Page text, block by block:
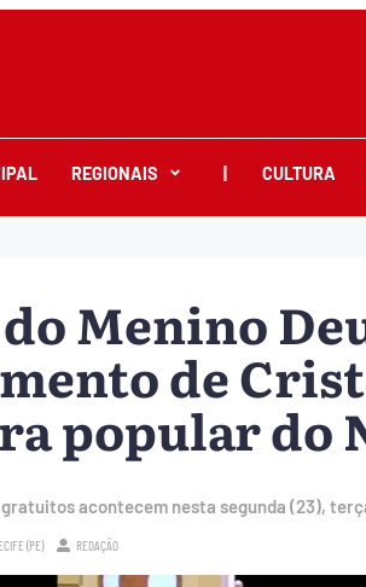
REGIONAIS CULTURA
Menino
de
popular do
acontecem nesta segunda (23),
(PE) REDAÇÃO